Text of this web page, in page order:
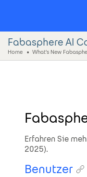
Fabasphere AI
Home What's New
Erfahren Sie
2025).
Benutzer